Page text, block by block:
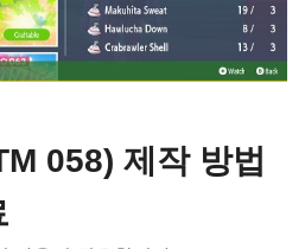
058) 제작 방법